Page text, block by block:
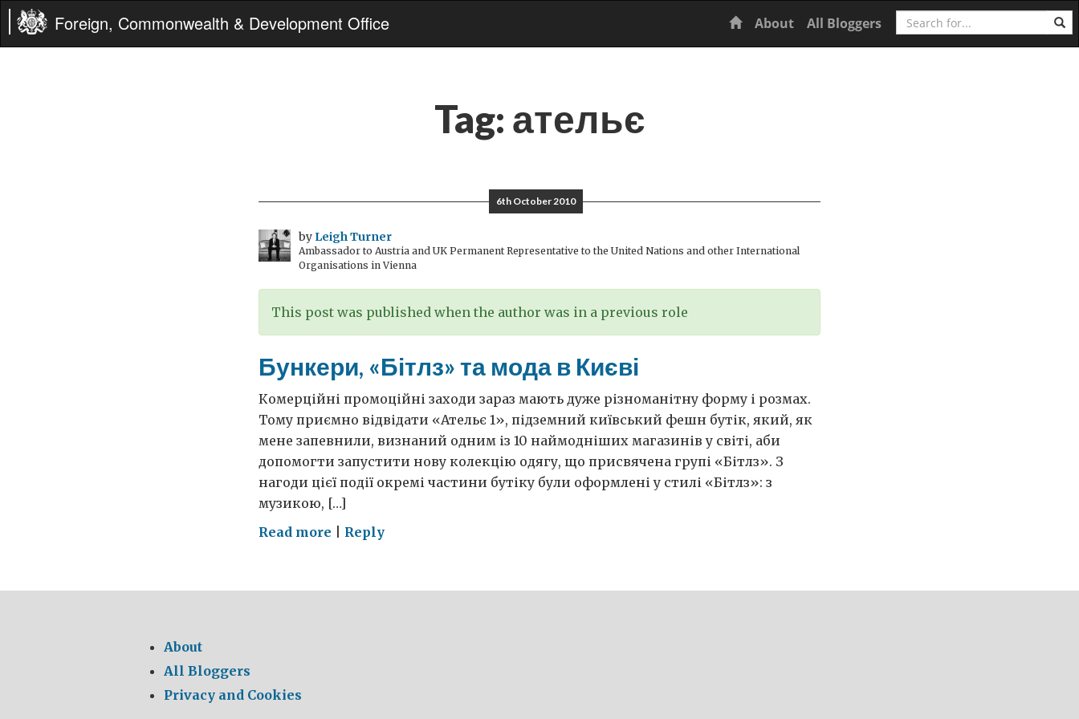
Foreign, Commonwealth & Development Office Home
About All Bloggers Search
Tag: ательє
6th October 2010
by Leigh Turner
Ambassador to Austria and UK Permanent Representative to the United Nations and other International
Organisations in Vienna
This post was published when the author was in a previous role
Бункери, «Бітлз» та мода в Києві
Комерційні промоційні заходи зараз мають дуже різноманітну форму і розмах.
Тому приємно відвідати «Ательє 1», підземний київський фешн бутік, який, як
мене запевнили, визнаний одним із 10 наймодніших магазинів у світі, аби
допомогти запустити нову колекцію одягу, що присвячена групі «Бітлз». З
нагоди цієї події окремі частини бутіку були оформлені у стилі «Бітлз»: з
музикою, […]
Read more on
та
Reply
About
All Bloggers
Privacy and Cookies